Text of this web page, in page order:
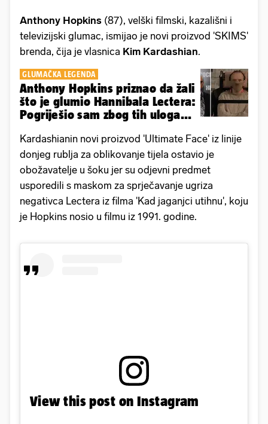
Anthony Hopkins (87), velški filmski, kazališni i
televizijski glumac, ismijao je novi proizvod 'SKIMS'
brenda, čija je vlasnica Kim Kardashian.
GLUMAČKA LEGENDA
Anthony Hopkins priznao da žali
što je glumio Hannibala Lectera:
Pogriješio sam zbog tih uloga...
Kardashianin novi proizvod 'Ultimate Face' iz linije
donjeg rublja za oblikovanje tijela ostavio je
obožavatelje u šoku jer su odjevni predmet
usporedili s maskom za sprječavanje ugriza
negativca Lectera iz filma 'Kad jaganjci utihnu', koju
je Hopkins nosio u filmu iz 1991. godine.
View this post on Instagram